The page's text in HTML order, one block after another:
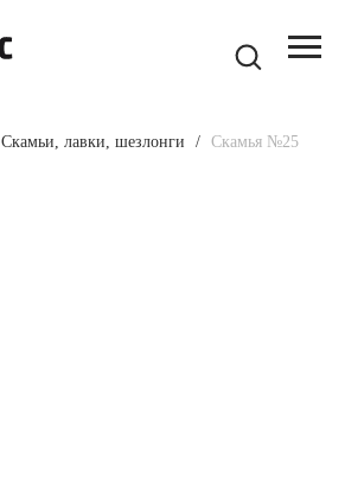
Скамьи, лавки, шезлонги Скамья №25